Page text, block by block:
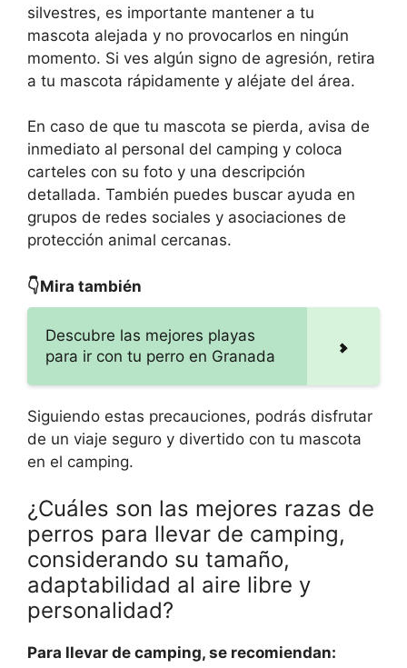
silvestres, es importante mantener a tu
mascota alejada y no provocarlos en ningún
momento. Si ves algún signo de agresión, retira
a tu mascota rápidamente y aléjate del área.
En caso de que tu mascota se pierda, avisa de
inmediato al personal del camping y coloca
carteles con su foto y una descripción
detallada. También puedes buscar ayuda en
grupos de redes sociales y asociaciones de
protección animal cercanas.
👇Mira también
Descubre las mejores playas
para ir con tu perro en Granada
Siguiendo estas precauciones, podrás disfrutar
de un viaje seguro y divertido con tu mascota
en el camping.
¿Cuáles son las mejores razas de
perros para llevar de camping,
considerando su tamaño,
adaptabilidad al aire libre y
personalidad?
Para llevar de camping, se recomiendan: